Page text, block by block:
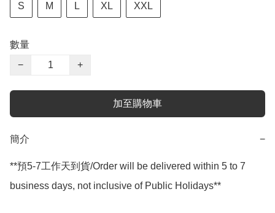
S M L XL XXL
數量
−
+
加至購物車
簡介 −
**預5-7工作天到貨/Order will be delivered within 5 to 7
business days, not inclusive of Public Holidays**